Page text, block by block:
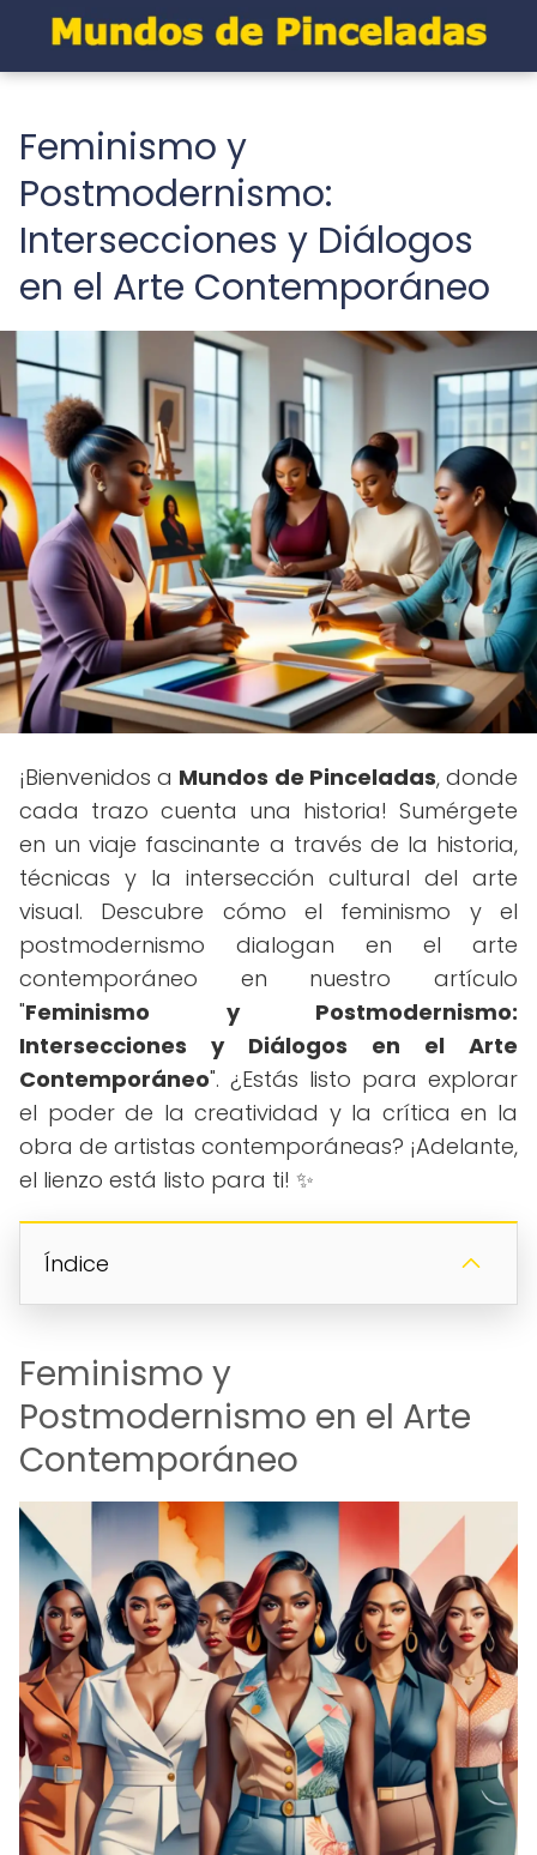
Feminismo y
Postmodernismo:
Intersecciones y Diálogos
en el Arte Contemporáneo
¡Bienvenidos a Mundos de Pinceladas, donde
cada trazo cuenta una historia! Sumérgete
en un viaje fascinante a través de la historia,
técnicas y la intersección cultural del arte
visual. Descubre cómo el feminismo y el
postmodernismo dialogan en el arte
contemporáneo en nuestro artículo
"Feminismo y Postmodernismo:
Intersecciones y Diálogos en el Arte
Contemporáneo". ¿Estás listo para explorar
el poder de la creatividad y la crítica en la
obra de artistas contemporáneas? ¡Adelante,
el lienzo está listo para ti! ✨
Índice
Feminismo y
Postmodernismo en el Arte
Contemporáneo